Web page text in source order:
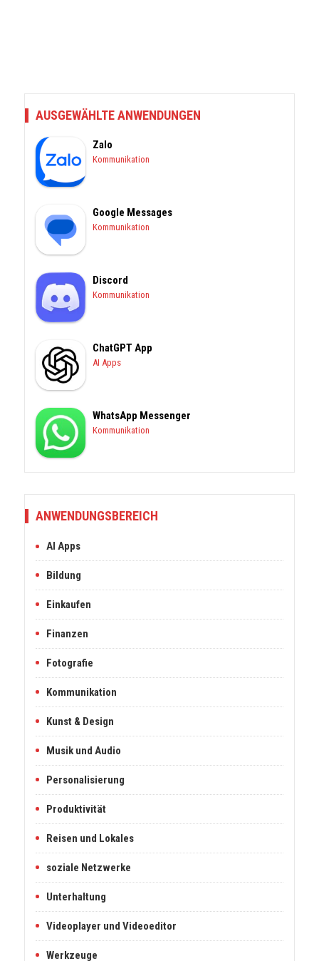
AUSGEWÄHLTE ANWENDUNGEN
Zalo
Kommunikation
Google Messages
Kommunikation
Discord
Kommunikation
ChatGPT App
AI Apps
WhatsApp Messenger
Kommunikation
ANWENDUNGSBEREICH
AI Apps
Bildung
Einkaufen
Finanzen
Fotografie
Kommunikation
Kunst & Design
Musik und Audio
Personalisierung
Produktivität
Reisen und Lokales
soziale Netzwerke
Unterhaltung
Videoplayer und Videoeditor
Werkzeuge